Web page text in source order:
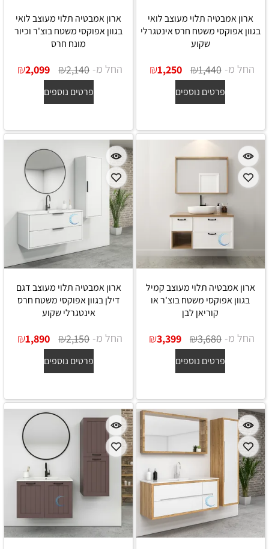
ארון אמבטיה תלוי מעוצב לואי
בגוון אפוקסי משטח חרס אינטגרלי
שקוע
החל מ- ₪1,440
₪1,250
פרטים נוספים
ארון אמבטיה תלוי מעוצב לואי
בגוון אפוקסי משטח בוצ'ר וכיור
מונח חרס
החל מ- ₪2,140
₪2,099
פרטים נוספים
ארון אמבטיה תלוי מעוצב קמיל
בגוון אפוקסי משטח בוצ'ר או
קוריאן לבן
החל מ- ₪3,680
₪3,399
פרטים נוספים
ארון אמבטיה תלוי מעוצב דגם
דילן בגוון אפוקסי משטח חרס
אינטגרלי שקוע
החל מ- ₪2,150
₪1,890
פרטים נוספים